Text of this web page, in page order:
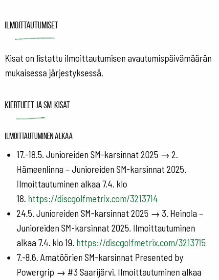
Ilmoittautumiset
Kisat on listattu ilmoittautumisen avautumispäivämäärän
mukaisessa järjestyksessä.
Kiertueet ja SM-kisat
Ilmoittautuminen alkaa
17.-18.5. Junioreiden SM-karsinnat 2025 → 2.
Hämeenlinna – Junioreiden SM-karsinnat 2025.
Ilmoittautuminen alkaa 7.4. klo
18. https://discgolfmetrix.com/3213714
24.5. Junioreiden SM-karsinnat 2025 → 3. Heinola –
Junioreiden SM-karsinnat 2025. Ilmoittautuminen
alkaa 7.4. klo 19. https://discgolfmetrix.com/3213715
7.-8.6. Amatöörien SM-karsinnat Presented by
Powergrip → #3 Saarijärvi. Ilmoittautuminen alkaa